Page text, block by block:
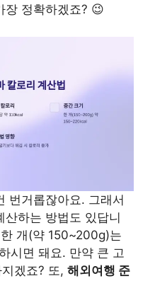
장 정확하겠죠? 😉
번거롭잖아요. 그래서
산하는 방법도 있답니
개(약 150~200g)는
시면 돼요. 만약 큰 고
겠죠? 또, 해외여행 준